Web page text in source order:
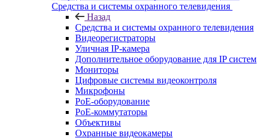
Средства и системы охранного телевидения
Назад
Средства и системы охранного телевидения
Видеорегистраторы
Уличная IP-камера
Дополнительное оборудование для IP систем
Мониторы
Цифровые системы видеоконтроля
Микрофоны
PoE-оборудование
PoE-коммутаторы
Объективы
Охранные видеокамеры